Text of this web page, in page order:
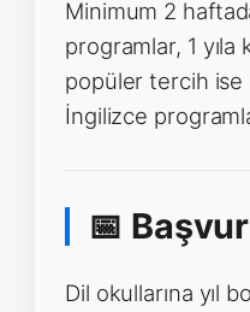
Minimum 2
programlar, 1 yıla
popüler tercih ise
İngilizce
📅
Dil okullarına yıl